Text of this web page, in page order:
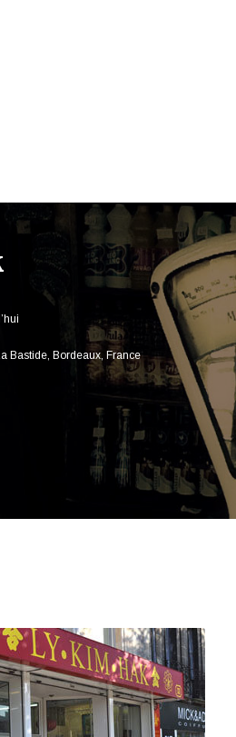
Bastide, Bordeaux, France